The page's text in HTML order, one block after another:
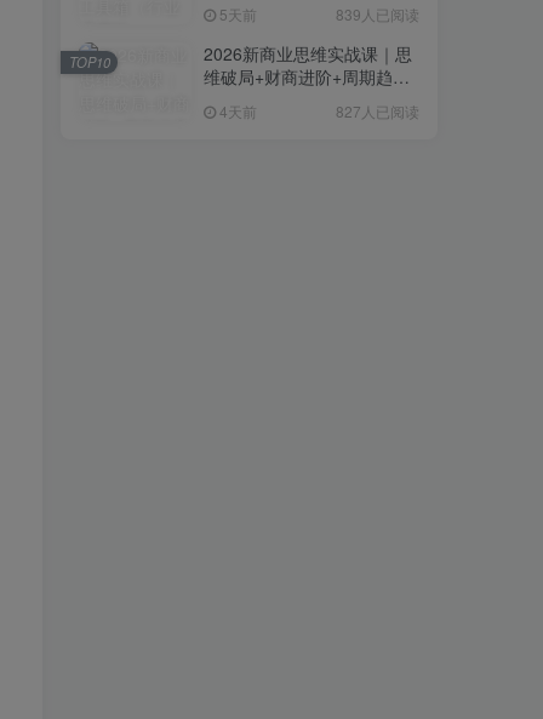
景 5天前 839人已阅读
2026新商业思维实战课｜思
维破局+财商进阶+周期趋势
度解析全体系
4天前 827人已阅读
TOP10